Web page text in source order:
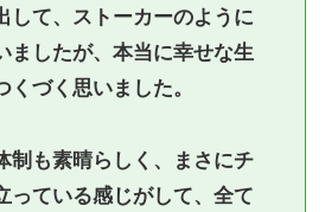
して、ストーカーのように
ましたが、本当に幸せな生
づく思いました。
制も素晴らしく、まさにチ
っている感じがして、全て